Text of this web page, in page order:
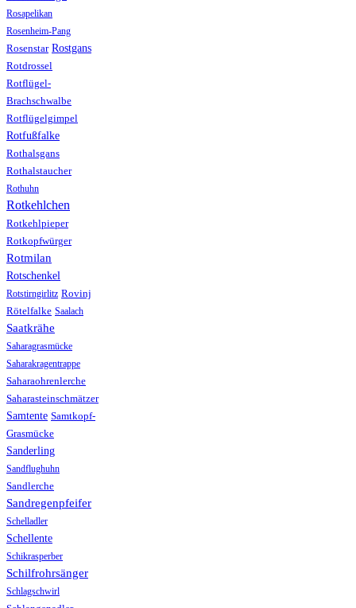
Rosapelikan
Rosenheim-Pang
Rosenstar Rostgans
Rotdrossel
Rotflügel-
Brachschwalbe
Rotflügelgimpel
Rotfußfalke
Rothalsgans
Rothalstaucher
Rothuhn
Rotkehlchen
Rotkehlpieper
Rotkopfwürger
Rotmilan
Rotschenkel
Rotstirngirlitz Rovinj
Rötelfalke Saalach
Saatkrähe
Saharagrasmücke
Saharakragentrappe
Saharaohrenlerche
Saharasteinschmätzer
Samtente Samtkopf-
Grasmücke
Sanderling
Sandflughuhn
Sandlerche
Sandregenpfeifer
Schelladler
Schellente
Schikrasperber
Schilfrohrsänger
Schlagschwirl